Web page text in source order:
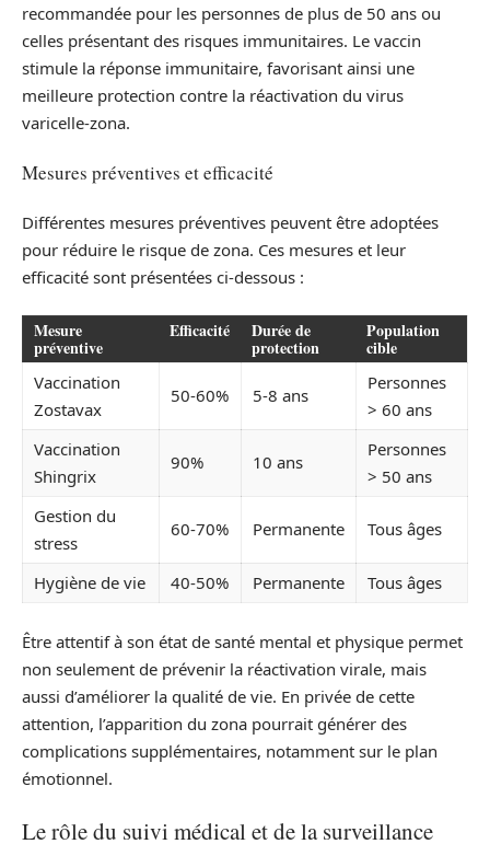
recommandée pour les personnes de plus de 50 ans ou
celles présentant des risques immunitaires. Le vaccin
stimule la réponse immunitaire, favorisant ainsi une
meilleure protection contre la réactivation du virus
varicelle-zona.
Mesures préventives et efficacité
Différentes mesures préventives peuvent être adoptées
pour réduire le risque de zona. Ces mesures et leur
efficacité sont présentées ci-dessous :
Mesure
préventive
Efficacité Durée de
protection
Population
cible
Vaccination
Zostavax
50-60% 5-8 ans
Personnes
> 60 ans
Vaccination
Shingrix
90% 10 ans
Personnes
> 50 ans
Gestion du
stress
60-70% Permanente Tous âges
Hygiène de vie 40-50% Permanente Tous âges
Être attentif à son état de santé mental et physique permet
non seulement de prévenir la réactivation virale, mais
aussi d’améliorer la qualité de vie. En privée de cette
attention, l’apparition du zona pourrait générer des
complications supplémentaires, notamment sur le plan
émotionnel.
Le rôle du suivi médical et de la surveillance